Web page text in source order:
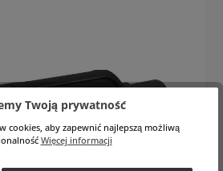
Twoją prywatność
cookies, aby zapewnić najlepszą możliwą
Więcej informacji